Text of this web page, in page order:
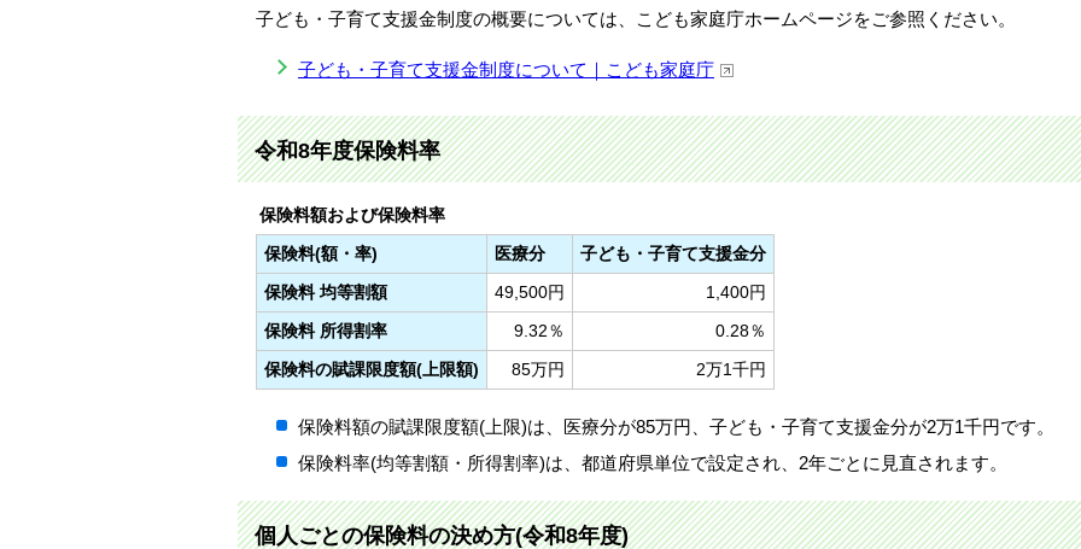
子ども・子育て支援金制度の概要については、こども家庭庁ホームページをご参照ください。
子ども・子育て支援金制度について｜こども家庭庁
令和8年度保険料率
保険料額および保険料率
保険料(額・率)
医療分
子ども・子育て支援金分
保険料 均等割額
49,500円
1,400円
保険料 所得割率
9.32％
0.28％
保険料の賦課限度額(上限額)
85万円 2万1千円
保険料額の賦課限度額(上限)は、医療分が85万円、子ども・子育て支援金分が2万1千円です。
保険料率(均等割額・所得割率)は、都道府県単位で設定され、2年ごとに見直されます。
個人ごとの保険料の決め方(令和8年度)